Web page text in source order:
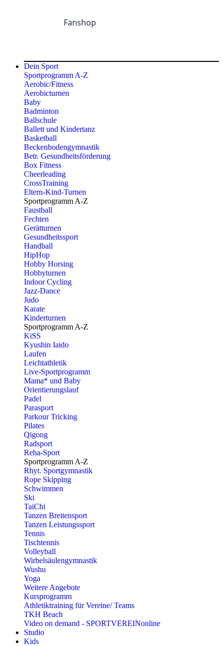
Fanshop
Dein Sport
Sportprogramm A-Z
Aerobic/Fitness
Aerobicturnen
Baby
Badminton
Ballschule
Ballett und Kindertanz
Basketball
Beckenbodengymnastik
Betr. Gesundheitsförderung
Box Fitness
Cheerleading
CrossTraining
Eltern-Kind-Turnen
Sportprogramm A-Z
Faustball
Fechten
Gerätturnen
Gesundheitssport
Handball
HipHop
Hobby Horsing
Hobbyturnen
Indoor Cycling
Jazz-Dance
Judo
Karate
Kinderturnen
Sportprogramm A-Z
KiSS
Kyushin Iaido
Laufen
Leichtathletik
Live-Sportprogramm
Mama* und Baby
Orientierungslauf
Padel
Parasport
Parkour Tricking
Pilates
Qigong
Radsport
Reha-Sport
Sportprogramm A-Z
Rhyt. Sportgymnastik
Rope Skipping
Schwimmen
Ski
TaiChi
Tanzen Breitensport
Tanzen Leistungssport
Tennis
Tischtennis
Volleyball
Wirbelsäulengymnastik
Wushu
Yoga
Weitere Angebote
Kursprogramm
Athletiktraining für Vereine/ Teams
TKH Beach
Video on demand - SPORTVEREINonline
Studio
Kids